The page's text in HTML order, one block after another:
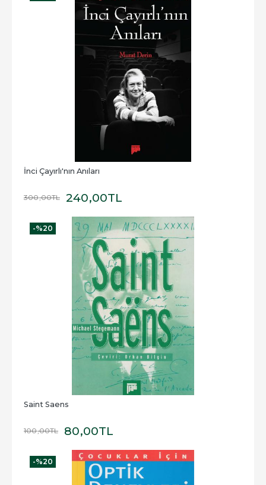
İnci Çayırlı'nın Anıları
300,00TL 240,00TL
-%20
Saint Saens
100,00TL 80,00TL
-%20